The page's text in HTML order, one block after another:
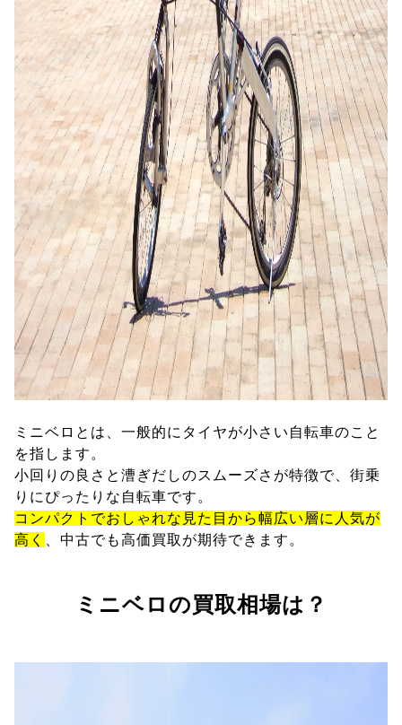
ミニベロとは、一般的にタイヤが小さい自転車のこと
を指します。
小回りの良さと漕ぎだしのスムーズさが特徴で、街乗
りにぴったりな自転車です。
コンパクトでおしゃれな見た目から幅広い層に人気が
高く
、中古でも高価買取が期待できます。
ミニベロの買取相場は？